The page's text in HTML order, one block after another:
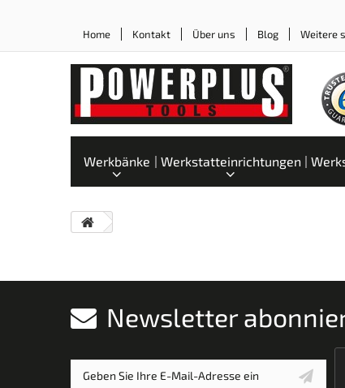
Home Kontakt Über uns Blog Weitere
Werkbänke Werkstatteinrichtungen
Newsletter